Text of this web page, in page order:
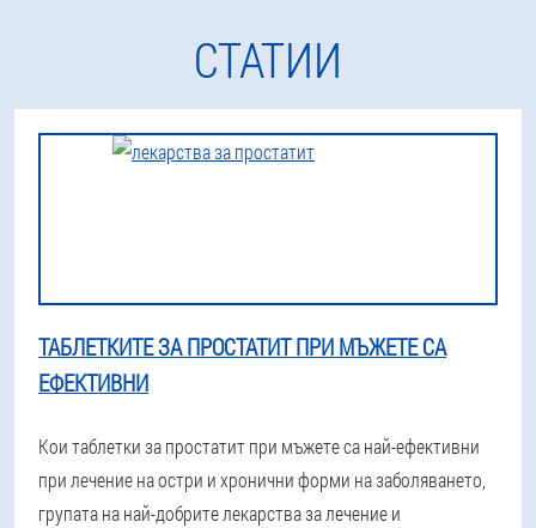
СТАТИИ
ТАБЛЕТКИТЕ ЗА ПРОСТАТИТ ПРИ МЪЖЕТЕ СА
ЕФЕКТИВНИ
Кои таблетки за простатит при мъжете са най-ефективни
при лечение на остри и хронични форми на заболяването,
групата на най-добрите лекарства за лечение и